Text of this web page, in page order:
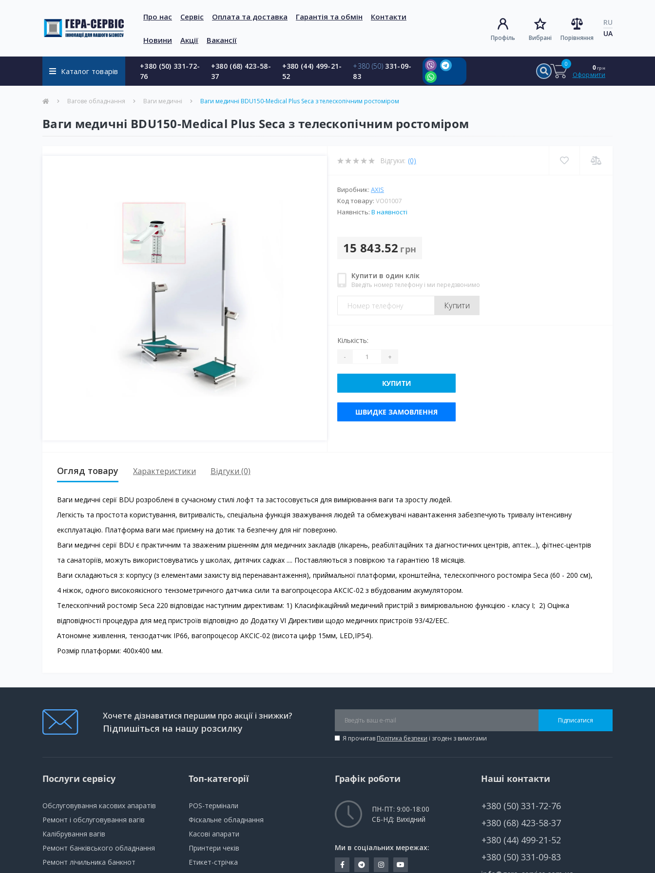
Про нас Сервіс Оплата та доставка Гарантія та обмін Контакти
Новини Акції Вакансії Профіль Вибрані Порівняння
RU
UA
Каталог товарів
+380 (50) 331-72-
76
+380 (68) 423-58-
37
+380 (44) 499-21-
52
+380 (50) 331-09-
83
0 0грн
Оформити
Вагове обладнання Ваги медичні Ваги медичні BDU150-Мedical Plus Seca з телескопічним ростоміром
Ваги медичні BDU150-Мedical Plus Seca з телескопічним ростоміром
Відгуки: (0)
Виробник: AXIS
Код товару: VO01007
Наявність: В наявності
15 843.52 грн
Купити в один клік
Введіть номер телефону і ми передзвонимо
Купити
Кількість:
- +
КУПИТИ
ШВИДКЕ ЗАМОВЛЕННЯ
Огляд товару Характеристики Відгуки (0)
Ваги медичні серії BDU розроблені в сучасному стилі лофт та застосовується для вимірювання ваги та зросту людей.
Легкість та простота користування, витривалість, спеціальна функція зважування людей та обмежувачі навантаження забезпечують тривалу інтенсивну
експлуатацію. Платформа ваги має приємну на дотик та безпечну для ніг поверхню.
Ваги медичні серії BDU є практичним та зваженим рішенням для медичних закладів (лікарень, реабілітаційних та діагностичних центрів, аптек...), фітнес-центрів
та санаторіїв, можуть використовуватись у школах, дитячих садках .... Поставляються з повіркою та гарантією 18 місяців.
Ваги складаються з: корпусу (з елементами захисту від перенавантаження), приймальної платформи, кронштейна, телескопічного ростоміра Seca (60 - 200 см),
4 ніжок, одного високоякісного тензометричного датчика сили та вагопроцесора АКСІС-02 з вбудованим акумулятором.
Телескопічний ростомір Seca 220 відповідає наступним директивам: 1) Класифікаційний медичний пристрій з вимірювальною функцією - класу I; 2) Оцінка
відповідності процедура для мед пристроїв відповідно до Додатку VI Директиви щодо медичних пристроїв 93/42/EEC.
Атономне живлення, тензодатчик IP66, вагопроцесор АКСІС-02 (висота цифр 15мм, LED,IP54).
Розмір платформи: 400х400 мм.
Хочете дізнаватися першим про акції і знижки?
Підпишіться на нашу розсилку
Підписатися
Я прочитав Політика безпеки і згоден з вимогами
Послуги сервісу
Обслуговування касових апаратів
Ремонт і обслуговування вагів
Калібрування вагів
Ремонт банківського обладнання
Ремонт лічильника банкнот
Топ-категорії
POS-термінали
Фіскальне обладнання
Касові апарати
Принтери чеків
Етикет-стрічка
Графік роботи
ПН-ПТ: 9:00-18:00
СБ-НД: Вихідний
Ми в соціальних мережах:
Наші контакти
+380 (50) 331-72-76
+380 (68) 423-58-37
+380 (44) 499-21-52
+380 (50) 331-09-83